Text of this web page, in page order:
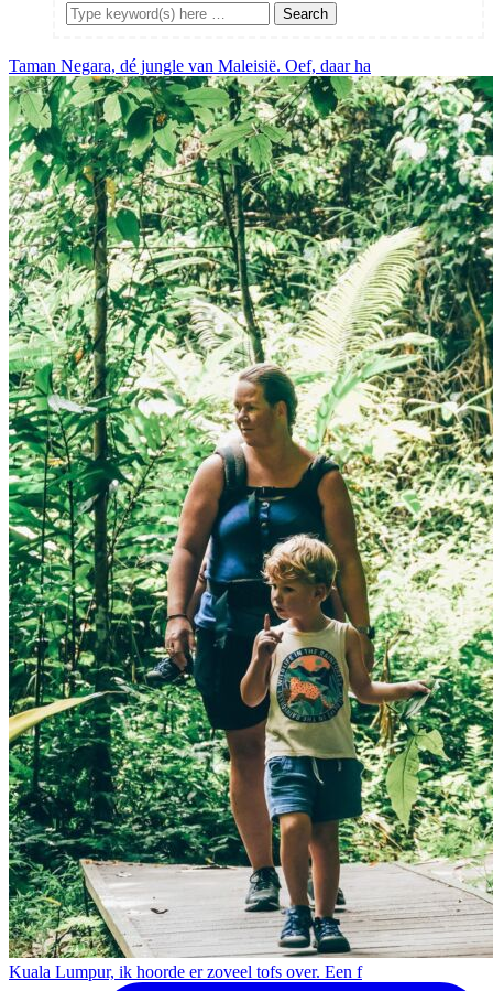
Taman Negara, dé jungle van Maleisië. Oef, daar ha
Kuala Lumpur, ik hoorde er zoveel tofs over. Een f